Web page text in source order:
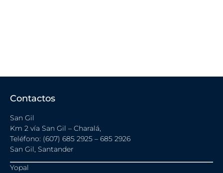
Contactos
San Gil
Km 2 vía San Gil – Charalá,
Teléfono: (607) 685 2925 – 685 2926
San Gil, Santander
Yopal